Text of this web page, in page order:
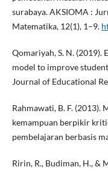
surabaya. AKSIOMA :
Matematika, 12(1), 1–9.
Qomariyah, S. N.
model to improve
Journal of Educational
Rahmawati, B. F. (2013).
kemampuan berpikir
pembelajaran berbasis
Ririn, R., Budiman, H., &